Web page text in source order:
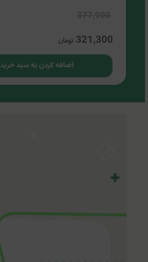
321,300 تومان
اضافه کردن به سبد خرید